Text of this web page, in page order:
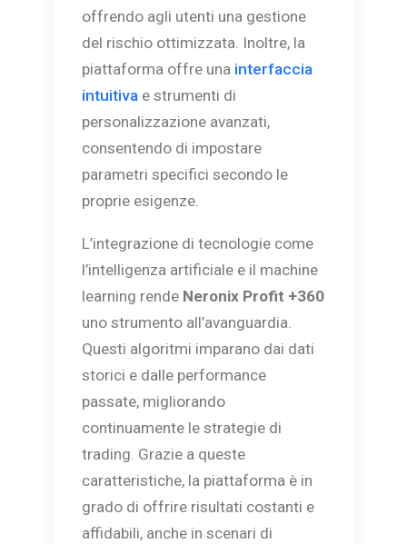
offrendo agli utenti una gestione
del rischio ottimizzata. Inoltre, la
piattaforma offre una interfaccia
intuitiva e strumenti di
personalizzazione avanzati,
consentendo di impostare
parametri specifici secondo le
proprie esigenze.
L’integrazione di tecnologie come
l’intelligenza artificiale e il machine
learning rende Neronix Profit +360
uno strumento all’avanguardia.
Questi algoritmi imparano dai dati
storici e dalle performance
passate, migliorando
continuamente le strategie di
trading. Grazie a queste
caratteristiche, la piattaforma è in
grado di offrire risultati costanti e
affidabili, anche in scenari di